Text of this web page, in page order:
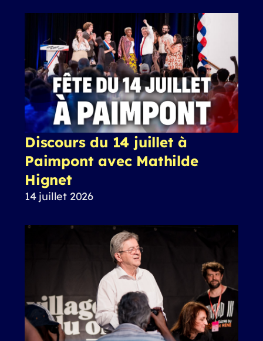
Discours du 14 juillet à
Paimpont avec Mathilde
Hignet
14 juillet 2026